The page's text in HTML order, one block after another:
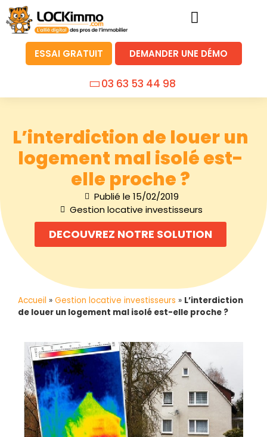
ESSAI GRATUIT DEMANDER UNE DÉMO
03 63 53 44 98
L’interdiction de louer un
logement mal isolé est-
elle proche ?
Publié le 15/02/2019
Gestion locative investisseurs
DECOUVREZ NOTRE SOLUTION
Accueil » Gestion locative investisseurs » L’interdiction
de louer un logement mal isolé est-elle proche ?